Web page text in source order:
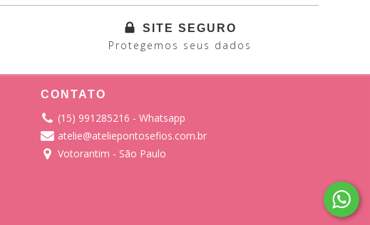
SITE SEGURO
Protegemos seus dados
CONTATO
(15) 991285216 - Whatsapp
atelie@ateliepontosefios.com.br
Votorantim - São Paulo